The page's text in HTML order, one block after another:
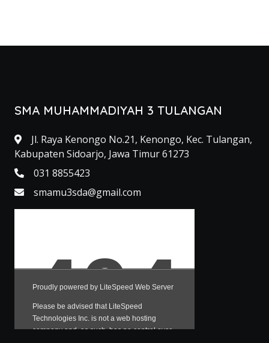
SMA MUHAMMADIYAH 3 TULANGAN
Jl. Raya Kenongo No.21, Kenongo, Kec. Tulangan,
Kabupaten Sidoarjo, Jawa Timur 61273
031 8855423
smamu3sda@gmail.com